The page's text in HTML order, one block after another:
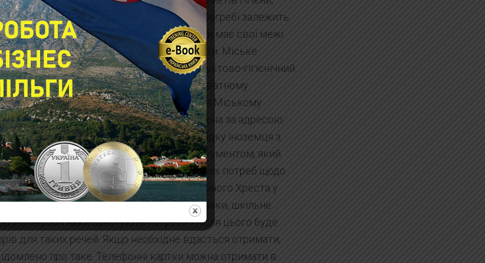
у цьому питанні Червоний Хрест в Загребі залежить
та бізнесу, тому кількість допомоги має свої межі.
стільки ми можемо розподілити. Міське
м. Загреб щомісячно надає один продуктово-гігієнічний
для людей, які перебувають у приватному
для отримання допомоги є реєстрація в Міському
яка від 25.04.2022 р. може бути здійснена за адресою:
центр/склад). Якщо особа не має посвідку іноземця з
тільки прийти з паспортом та документом, який
після 24.02.2022 р. Щодо конкретних потреб щодо
звернутися до працівників Червоного Хреста у
що саме потрібно (наприклад, рушники, шкільне
Співробітники занотують потреби і після цього буде
для таких речей. Якщо необхідне вдасться отримати,
про таке. Телефонні картки можна отримати в